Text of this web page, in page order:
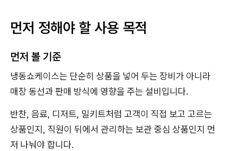
먼저 정해야 할 사용 목적
먼저 볼 기준
냉동쇼케이스는 단순히 상품을 넣어 두는 장비가 아니라
매장 동선과 판매 방식에 영향을 주는 설비입니다.
반찬, 음료, 디저트, 밀키트처럼 고객이 직접 보고 고르는
상품인지, 직원이 뒤에서 관리하는 보관 중심 상품인지 먼
저 나눠야 합니다.